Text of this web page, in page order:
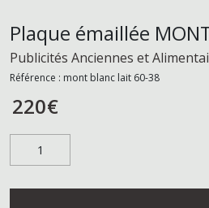
Plaque émaillée
Publicités Anciennes et
Référence : mont blanc lait 60-38
220€